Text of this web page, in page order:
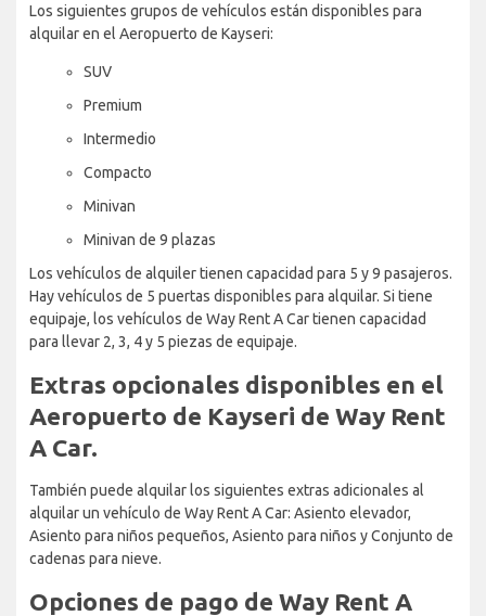
Los siguientes grupos de vehículos están disponibles para
alquilar en el Aeropuerto de Kayseri:
SUV
Premium
Intermedio
Compacto
Minivan
Minivan de 9 plazas
Los vehículos de alquiler tienen capacidad para 5 y 9 pasajeros.
Hay vehículos de 5 puertas disponibles para alquilar. Si tiene
equipaje, los vehículos de Way Rent A Car tienen capacidad
para llevar 2, 3, 4 y 5 piezas de equipaje.
Extras opcionales disponibles en el
Aeropuerto de Kayseri de Way Rent
A Car.
También puede alquilar los siguientes extras adicionales al
alquilar un vehículo de Way Rent A Car: Asiento elevador,
Asiento para niños pequeños, Asiento para niños y Conjunto de
cadenas para nieve.
Opciones de pago de Way Rent A